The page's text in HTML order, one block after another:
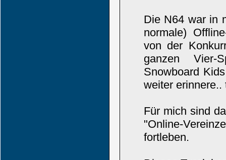
Die N64 war in
normale)
von der
ganzen Vier-
Snowboard
weiter erinnere..
Für mich sind
"Online-
fortleben.